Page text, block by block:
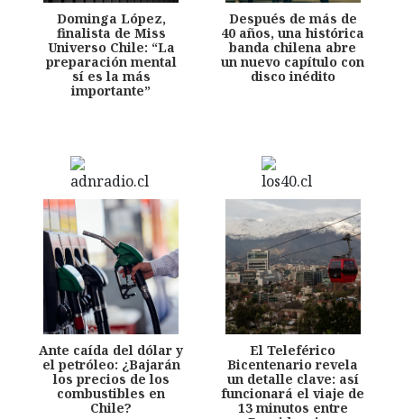
Dominga López,
finalista de Miss
Universo Chile: “La
preparación mental
sí es la más
importante”
Después de más de
40 años, una histórica
banda chilena abre
un nuevo capítulo con
disco inédito
Ante caída del dólar y
el petróleo: ¿Bajarán
los precios de los
combustibles en
Chile?
El Teleférico
Bicentenario revela
un detalle clave: así
funcionará el viaje de
13 minutos entre